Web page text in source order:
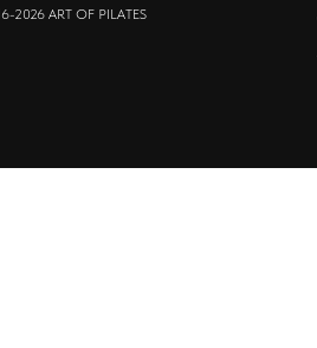
2026 ART OF PILATES